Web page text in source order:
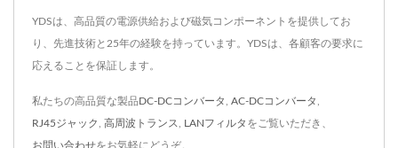
YDSは、高品質の電源供給および磁気コンポーネントを提供してお
り、先進技術と25年の経験を持っています。YDSは、各顧客の要求に
応えることを保証します。
私たちの高品質な製品 DC-DCコンバータ AC-DCコンバータ
RJ45ジャック 高周波トランス LANフィルタ をご覧いただき、
お問い合わせをお気軽にどうぞ。